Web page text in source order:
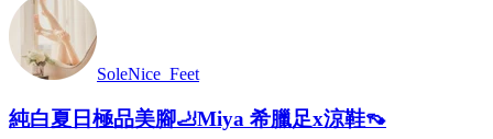
SoleNice_Feet
純白夏日極品美腳🦶Miya 希臘足x涼鞋👡